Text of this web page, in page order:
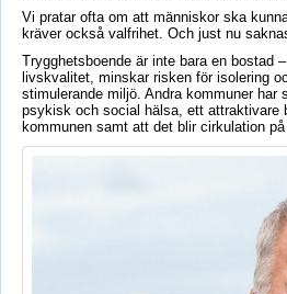
Vi pratar ofta om att människor ska
kräver också valfrihet. Och just nu
Trygghetsboende är inte bara en bostad
livskvalitet, minskar risken för isolering
stimulerande miljö. Andra kommuner
psykisk och social hälsa, ett attraktivare
kommunen samt att det blir cirkulation